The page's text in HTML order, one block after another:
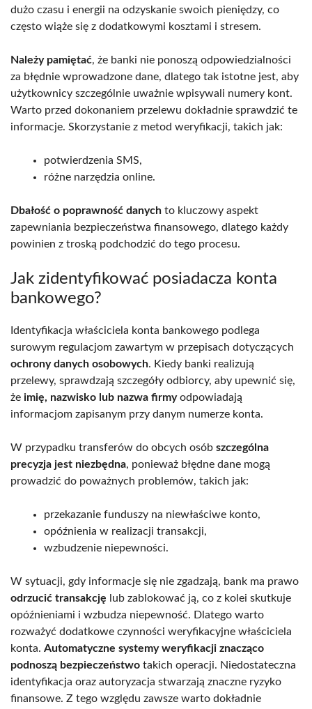
dużo czasu i energii na odzyskanie swoich pieniędzy, co
często wiąże się z dodatkowymi kosztami i stresem.
Należy pamiętać, że banki nie ponoszą odpowiedzialności
za błędnie wprowadzone dane, dlatego tak istotne jest, aby
użytkownicy szczególnie uważnie wpisywali numery kont.
Warto przed dokonaniem przelewu dokładnie sprawdzić te
informacje. Skorzystanie z metod weryfikacji, takich jak:
potwierdzenia SMS,
różne narzędzia online.
Dbałość o poprawność danych to kluczowy aspekt
zapewniania bezpieczeństwa finansowego, dlatego każdy
powinien z troską podchodzić do tego procesu.
Jak zidentyfikować posiadacza konta
bankowego?
Identyfikacja właściciela konta bankowego podlega
surowym regulacjom zawartym w przepisach dotyczących
ochrony danych osobowych. Kiedy banki realizują
przelewy, sprawdzają szczegóły odbiorcy, aby upewnić się,
że imię, nazwisko lub nazwa firmyodpowiadają
informacjom zapisanym przy danym numerze konta.
W przypadku transferów do obcych osób szczególna
precyzja jest niezbędna, ponieważ błędne dane mogą
prowadzić do poważnych problemów, takich jak:
przekazanie funduszy na niewłaściwe konto,
opóźnienia w realizacji transakcji,
wzbudzenie niepewności.
W sytuacji, gdy informacje się nie zgadzają, bank ma prawo
odrzucić transakcję lub zablokować ją, co z kolei skutkuje
opóźnieniami i wzbudza niepewność. Dlatego warto
rozważyć dodatkowe czynności weryfikacyjne właściciela
konta. Automatyczne systemy weryfikacji znacząco
podnoszą bezpieczeństwo takich operacji. Niedostateczna
identyfikacja oraz autoryzacja stwarzają znaczne ryzyko
finansowe. Z tego względu zawsze warto dokładnie